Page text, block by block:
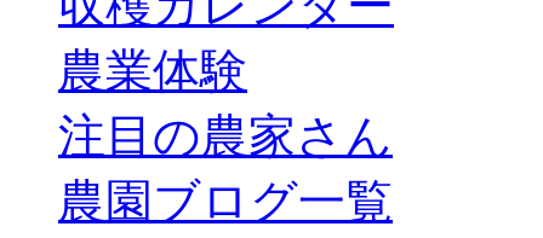
農業体験
注目の農家さん
農園ブログ一覧